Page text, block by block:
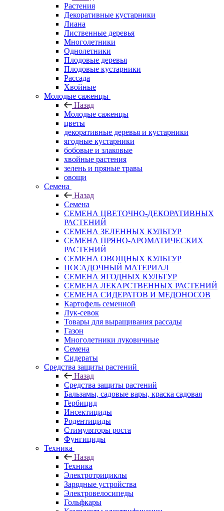
Растения
Декоративные кустарники
Лиана
Лиственные деревья
Многолетники
Однолетники
Плодовые деревья
Плодовые кустарники
Рассада
Хвойные
Молодые саженцы
Назад
Молодые саженцы
цветы
декоративные деревья и кустарники
ягодные кустарники
бобовые и злаковые
хвойные растения
зелень и пряные травы
овощи
Семена
Назад
Семена
СЕМЕНА ЦВЕТОЧНО-ДЕКОРАТИВНЫХ
РАСТЕНИЙ
СЕМЕНА ЗЕЛЕННЫХ КУЛЬТУР
СЕМЕНА ПРЯНО-АРОМАТИЧЕСКИХ
РАСТЕНИЙ
СЕМЕНА ОВОЩНЫХ КУЛЬТУР
ПОСАДОЧНЫЙ МАТЕРИАЛ
СЕМЕНА ЯГОДНЫХ КУЛЬТУР
СЕМЕНА ЛЕКАРСТВЕННЫХ РАСТЕНИЙ
СЕМЕНА СИДЕРАТОВ И МЕДОНОСОВ
Картофель семенной
Лук-севок
Товары для выращивания рассады
Газон
Многолетники луковичные
Семена
Сидераты
Средства защиты растений
Назад
Средства защиты растений
Бальзамы, садовые вары, краска садовая
Гербицид
Инсектициды
Родентициды
Стимуляторы роста
Фунгициды
Техника
Назад
Техника
Электротрициклы
Зарядные устройства
Электровелосипеды
Гольфкары